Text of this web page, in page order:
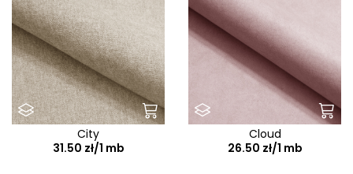
City
31.50 zł/1 mb
Cloud
26.50 zł/1 mb